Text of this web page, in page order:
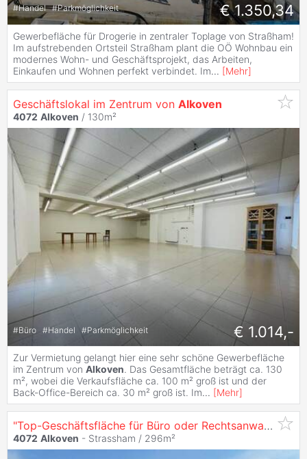
#Handel #Parkmöglichkeit € 1.350,34
Gewerbefläche für Drogerie in zentraler Toplage von Straßham!
Im aufstrebenden Ortsteil Straßham plant die OÖ Wohnbau ein
modernes Wohn- und Geschäftsprojekt, das Arbeiten,
Einkaufen und Wohnen perfekt verbindet. Im... [Mehr]
Geschäftslokal im Zentrum von Alkoven
4072 Alkoven / 130m²
#Büro #Handel #Parkmöglichkeit € 1.014,-
Zur Vermietung gelangt hier eine sehr schöne Gewerbefläche
im Zentrum von Alkoven. Das Gesamtfläche beträgt ca. 130
m², wobei die Verkaufsfläche ca. 100 m² groß ist und der
Back-Office-Bereich ca. 30 m² groß ist. Im... [Mehr]
"Top-Geschäftsfläche für Büro oder Rechtsanwaltskanzlei im Zentrum von Straßham"
4072 Alkoven - Strassham / 296m²